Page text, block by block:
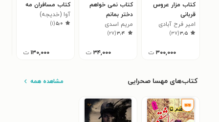
کتاب مزار عروس
قربانی
امیر فرح آبادی
۳٫۵(۳۷)
۳۰۰,۰۰۰ ت
کتاب نمی خواهم
دختر بمانم
مریم اسدی
۳٫۴(۲۷)
۳۴,۰۰۰ ت
کتاب مسافران مه
آوا (خدیجه)
قاسمی
۵٫۰(۱)
۱۳۰,۰۰۰ ت
کتاب‌های مهسا صحرایی مشاهده همه